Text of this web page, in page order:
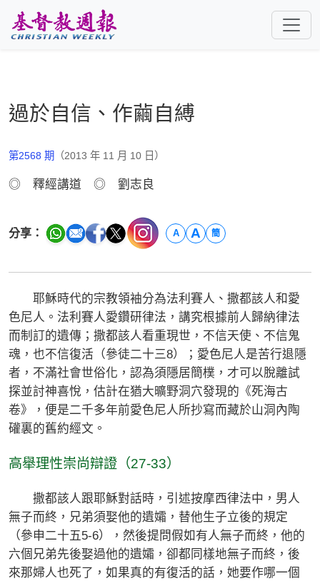
過於自信、作繭自縛
第2568 期 （2013 年 11 月 10 日）
◎ 釋經講道 ◎ 劉志良
分享： A A 簡
耶穌時代的宗教領袖分為法利賽人、撒都該人和愛
色尼人。法利賽人愛鑽研律法，講究根據前人歸納律法
而制訂的遺傳；撒都該人看重現世，不信天使、不信鬼
魂，也不信復活（參徒二十三8）；愛色尼人是苦行退隱
者，不滿社會世俗化，認為須隱居簡樸，才可以脫離試
探並討神喜悅，估計在猶大曠野洞穴發現的《死海古
卷》，便是二千多年前愛色尼人所抄寫而藏於山洞內陶
礶裏的舊約經文。
高舉理性崇尚辯證（27-33）
撒都該人跟耶穌對話時，引述按摩西律法中，男人
無子而終，兄弟須娶他的遺孀，替他生子立後的規定
（參申二十五5-6），然後提問假如有人無子而終，他的
六個兄弟先後娶過他的遺孀，卻都同樣地無子而終，後
來那婦人也死了，如果真的有復活的話，她要作哪一個